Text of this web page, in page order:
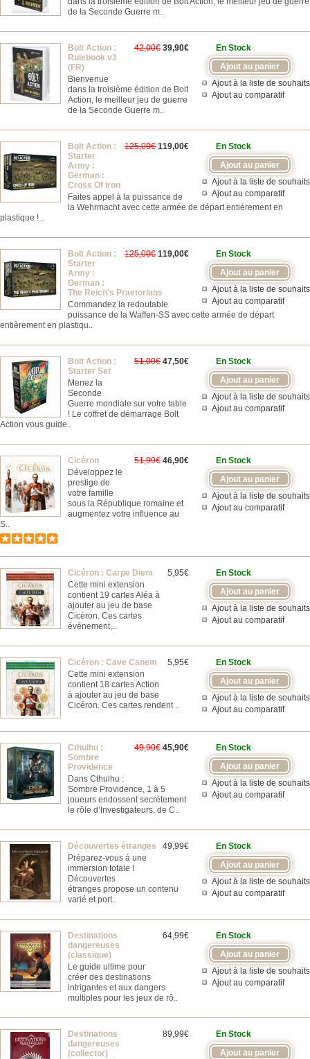
de la Seconde Guerre m..
En Stock
Ajout à la liste de souhaits
Ajout au comparatif
42,00€ 39,90€
Bolt Action :
Rulebook v3
(FR)
Bienvenue
dans la troisième édition de Bolt
Action, le meilleur jeu de guerre
de la Seconde Guerre m..
En Stock
Ajout à la liste de souhaits
Ajout au comparatif
125,00€ 119,00€
Bolt Action :
Starter
Army :
German :
Cross Of Iron
Faites appel à la puissance de
la Wehrmacht avec cette armée de départ entièrement en
plastique ! ..
En Stock
Ajout à la liste de souhaits
Ajout au comparatif
125,00€ 119,00€
Bolt Action :
Starter
Army :
German :
The Reich's Praetorians
Commandez la redoutable
puissance de la Waffen-SS avec cette armée de départ
entièrement en plastiqu..
En Stock
Ajout à la liste de souhaits
Ajout au comparatif
51,00€ 47,50€
Bolt Action :
Starter Set
Menez la
Seconde
Guerre mondiale sur votre table
! Le coffret de démarrage Bolt
Action vous guide..
En Stock
Ajout à la liste de souhaits
Ajout au comparatif
51,99€ 46,90€
Cicéron
Développez le
prestige de
votre famille
sous la République romaine et
augmentez votre influence au
S..
En Stock
Ajout à la liste de souhaits
Ajout au comparatif
5,95€
Cicéron : Carpe Diem
Cette mini extension
contient 19 cartes Aléa à
ajouter au jeu de base
Cicéron. Ces cartes
événement,..
En Stock
Ajout à la liste de souhaits
Ajout au comparatif
5,95€
Cicéron : Cave Canem
Cette mini extension
contient 18 cartes Action
à ajouter au jeu de base
Cicéron. Ces cartes rendent ..
En Stock
Ajout à la liste de souhaits
Ajout au comparatif
49,90€ 45,90€
Cthulhu :
Sombre
Providence
Dans Cthulhu :
Sombre Providence, 1 à 5
joueurs endossent secrètement
le rôle d’Investigateurs, de C..
En Stock
Ajout à la liste de souhaits
Ajout au comparatif
49,99€
Découvertes étranges
Préparez-vous à une
immersion totale !
Découvertes
étranges propose un contenu
varié et port..
En Stock
Ajout à la liste de souhaits
Ajout au comparatif
64,99€
Destinations
dangereuses
(classique)
Le guide ultime pour
créer des destinations
intrigantes et aux dangers
multiples pour les jeux de rô..
En Stock
89,99€
Destinations
dangereuses
(collector)